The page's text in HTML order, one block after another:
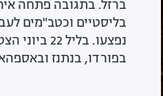
ברזל. בתגובה פתחה
נפצעו.
בפורדו, בנתנז ובאספהאן. ב-24 ביוני הסכימו ישראל